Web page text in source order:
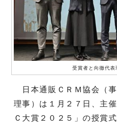
受賞者と向徹代表
日本通販ＣＲＭ協会（
理事）は１月２７日、主
Ｃ大賞２０２５」の授賞